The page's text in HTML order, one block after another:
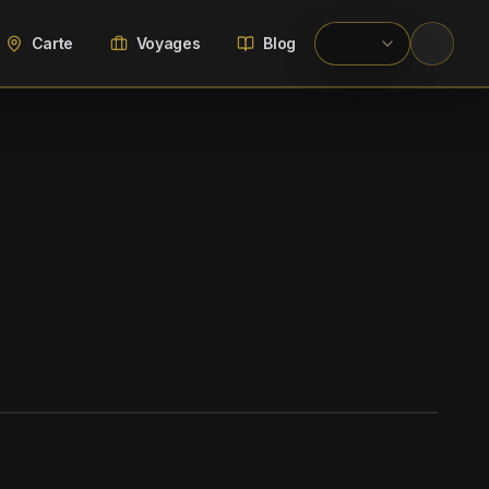
Carte Voyages Blog